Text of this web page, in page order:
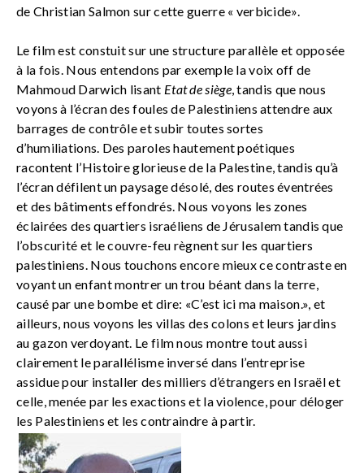
de Christian Salmon sur cette guerre « verbicide».
Le film est constuit sur une structure parallèle et opposée
à la fois. Nous entendons par exemple la voix off de
Mahmoud Darwich lisant Etat de siège, tandis que nous
voyons à l’écran des foules de Palestiniens attendre aux
barrages de contrôle et subir toutes sortes
d’humiliations. Des paroles hautement poétiques
racontent l’Histoire glorieuse de la Palestine, tandis qu’à
l’écran défilent un paysage désolé, des routes éventrées
et des bâtiments effondrés. Nous voyons les zones
éclairées des quartiers israéliens de Jérusalem tandis que
l’obscurité et le couvre-feu règnent sur les quartiers
palestiniens. Nous touchons encore mieux ce contraste en
voyant un enfant montrer un trou béant dans la terre,
causé par une bombe et dire: «C’est ici ma maison.», et
ailleurs, nous voyons les villas des colons et leurs jardins
au gazon verdoyant. Le film nous montre tout aussi
clairement le parallélisme inversé dans l’entreprise
assidue pour installer des milliers d’étrangers en Israël et
celle, menée par les exactions et la violence, pour déloger
les Palestiniens et les contraindre à partir.